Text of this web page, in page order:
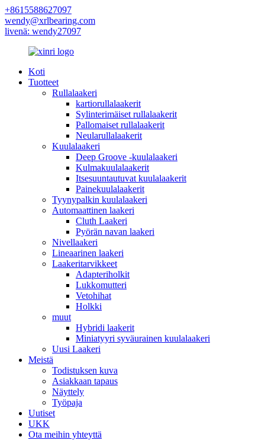
+8615588627097
wendy@xrlbearing.com
livenä: wendy27097
Koti
Tuotteet
Rullalaakeri
kartiorullalaakerit
Sylinterimäiset rullalaakerit
Pallomaiset rullalaakerit
Neularullalaakerit
Kuulalaakeri
Deep Groove -kuulalaakeri
Kulmakuulalaakerit
Itsesuuntautuvat kuulalaakerit
Painekuulalaakerit
Tyynypalkin kuulalaakeri
Automaattinen laakeri
Cluth Laakeri
Pyörän navan laakeri
Nivellaakeri
Lineaarinen laakeri
Laakeritarvikkeet
Adapteriholkit
Lukkomutteri
Vetohihat
Holkki
muut
Hybridi laakerit
Miniatyyri syväurainen kuulalaakeri
Uusi Laakeri
Meistä
Todistuksen kuva
Asiakkaan tapaus
Näyttely
Työpaja
Uutiset
UKK
Ota meihin yhteyttä